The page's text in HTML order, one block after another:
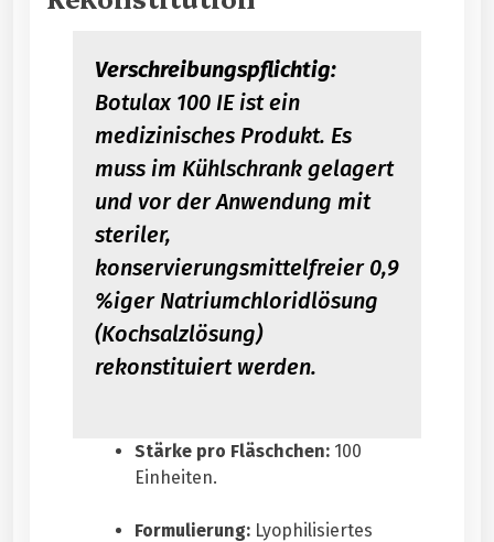
Verschreibungspflichtig:
Botulax 100 IE ist ein
medizinisches Produkt. Es
muss im Kühlschrank gelagert
und vor der Anwendung mit
steriler,
konservierungsmittelfreier 0,9
%igerNatriumchloridlösung
(Kochsalzlösung)
rekonstituiert werden.
Stärke pro Fläschchen: 100
Einheiten.
Formulierung: Lyophilisiertes